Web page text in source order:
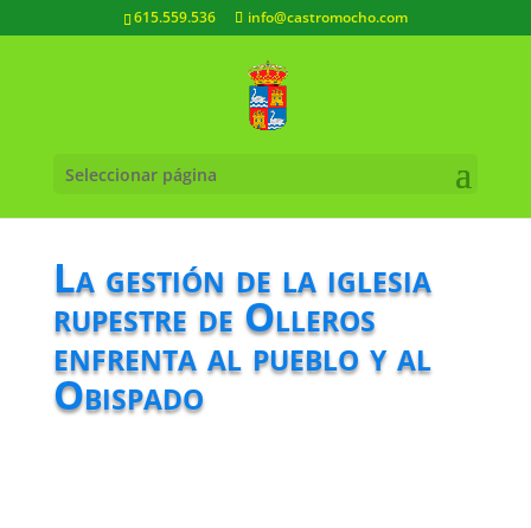
615.559.536 info@castromocho.com
Seleccionar página
La gestión de la iglesia
rupestre de Olleros
enfrenta al pueblo y al
Obispado